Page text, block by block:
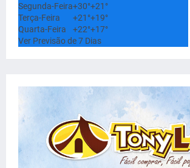
Segunda-Feira+30°+21°
Terça-Feira
+21°+19°
Quarta-Feira
+22°+17°
Ver Previsão de 7 Dias